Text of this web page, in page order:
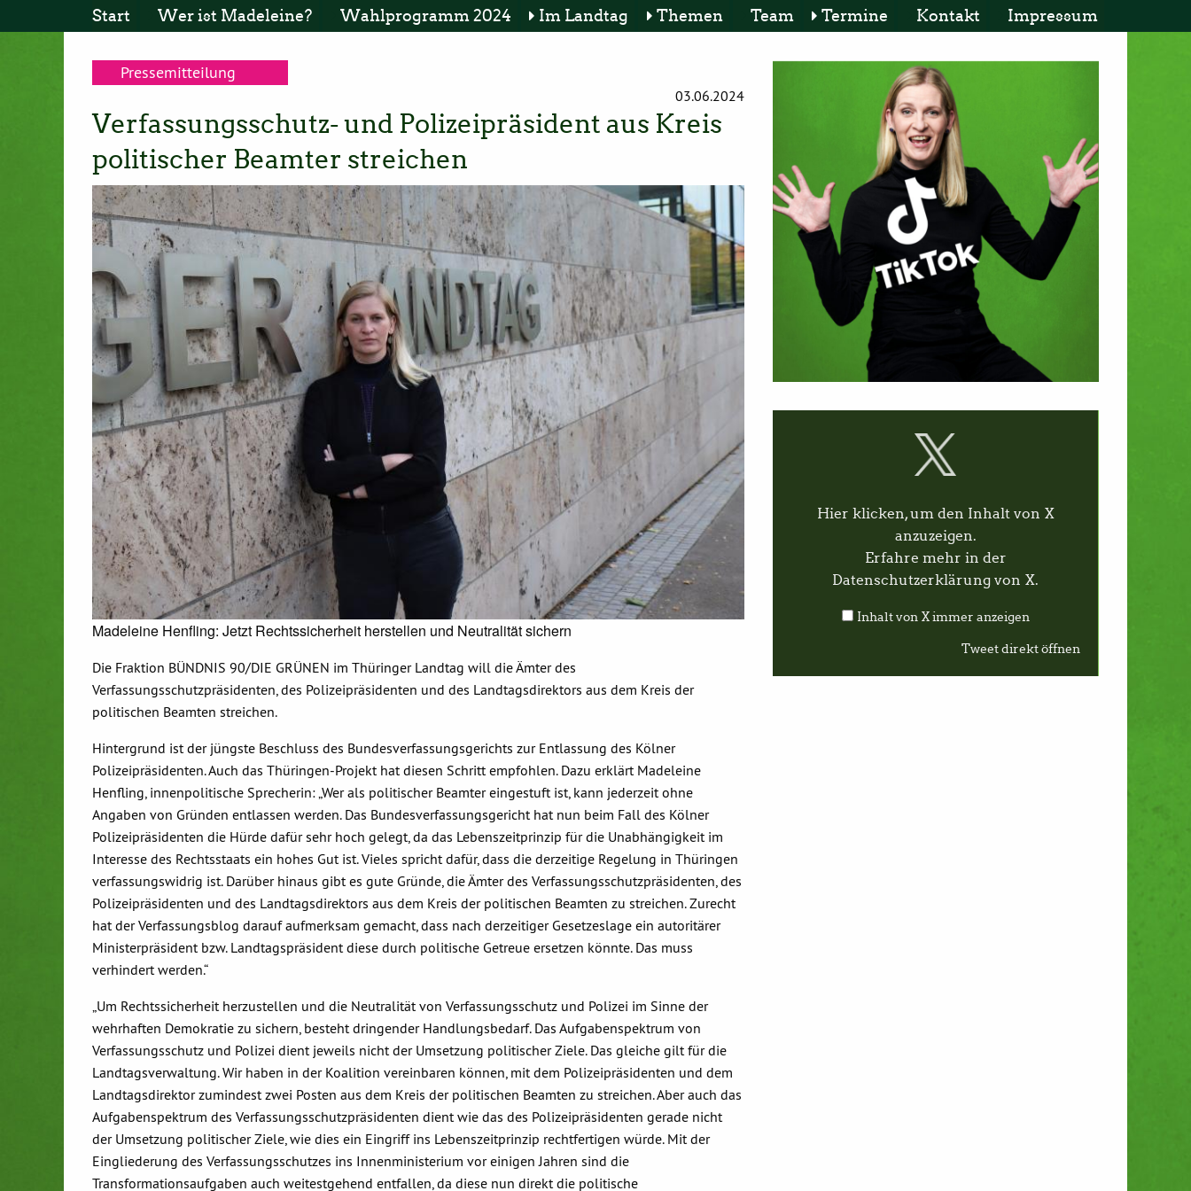
Start Wer ist Madeleine? Wahlprogramm 2024 Im Landtag Themen Team Termine Kontakt Impressum
Pressemitteilung
03.06.2024
Verfassungsschutz- und Polizeipräsident aus Kreis
politischer Beamter streichen
Madeleine Henfling: Jetzt Rechtssicherheit herstellen und Neutralität sichern
Die Fraktion BÜNDNIS 90/DIE GRÜNEN im Thüringer Landtag will die Ämter des
Verfassungsschutzpräsidenten, des Polizeipräsidenten und des Landtagsdirektors aus dem Kreis der
politischen Beamten streichen.
Hintergrund ist der jüngste Beschluss des Bundesverfassungsgerichts zur Entlassung des Kölner
Polizeipräsidenten. Auch das Thüringen-Projekt hat diesen Schritt empfohlen. Dazu erklärt Madeleine
Henfling, innenpolitische Sprecherin: „Wer als politischer Beamter eingestuft ist, kann jederzeit ohne
Angaben von Gründen entlassen werden. Das Bundesverfassungsgericht hat nun beim Fall des Kölner
Polizeipräsidenten die Hürde dafür sehr hoch gelegt, da das Lebenszeitprinzip für die Unabhängigkeit im
Interesse des Rechtsstaats ein hohes Gut ist. Vieles spricht dafür, dass die derzeitige Regelung in Thüringen
verfassungswidrig ist. Darüber hinaus gibt es gute Gründe, die Ämter des Verfassungsschutzpräsidenten, des
Polizeipräsidenten und des Landtagsdirektors aus dem Kreis der politischen Beamten zu streichen. Zurecht
hat der Verfassungsblog darauf aufmerksam gemacht, dass nach derzeitiger Gesetzeslage ein autoritärer
Ministerpräsident bzw. Landtagspräsident diese durch politische Getreue ersetzen könnte. Das muss
verhindert werden.“
„Um Rechtssicherheit herzustellen und die Neutralität von Verfassungsschutz und Polizei im Sinne der
wehrhaften Demokratie zu sichern, besteht dringender Handlungsbedarf. Das Aufgabenspektrum von
Verfassungsschutz und Polizei dient jeweils nicht der Umsetzung politischer Ziele. Das gleiche gilt für die
Landtagsverwaltung. Wir haben in der Koalition vereinbaren können, mit dem Polizeipräsidenten und dem
Landtagsdirektor zumindest zwei Posten aus dem Kreis der politischen Beamten zu streichen. Aber auch das
Aufgabenspektrum des Verfassungsschutzpräsidenten dient wie das des Polizeipräsidenten gerade nicht
der Umsetzung politischer Ziele, wie dies ein Eingriff ins Lebenszeitprinzip rechtfertigen würde. Mit der
Eingliederung des Verfassungsschutzes ins Innenministerium vor einigen Jahren sind die
Transformationsaufgaben auch weitestgehend entfallen, da diese nun direkt die politische
Hier klicken, um den Inhalt von X
anzuzeigen.
Erfahre mehr in der
Datenschutzerklärung von X.
Inhalt von X immer anzeigen
Tweet direkt öffnen